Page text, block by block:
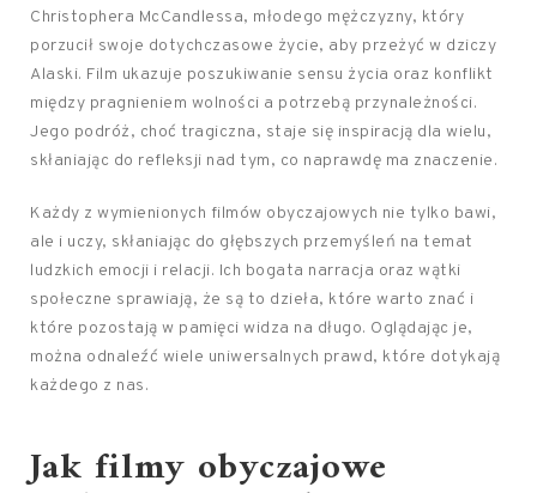
Christophera McCandlessa, młodego mężczyzny, który
porzucił swoje dotychczasowe życie, aby przeżyć w dziczy
Alaski. Film ukazuje poszukiwanie sensu życia oraz konflikt
między pragnieniem wolności a potrzebą przynależności.
Jego podróż, choć tragiczna, staje się inspiracją dla wielu,
skłaniając do refleksji nad tym, co naprawdę ma znaczenie.
Każdy z wymienionych filmów obyczajowych nie tylko bawi,
ale i uczy, skłaniając do głębszych przemyśleń na temat
ludzkich emocji i relacji. Ich bogata narracja oraz wątki
społeczne sprawiają, że są to dzieła, które warto znać i
które pozostają w pamięci widza na długo. Oglądając je,
można odnaleźć wiele uniwersalnych prawd, które dotykają
każdego z nas.
Jak filmy obyczajowe